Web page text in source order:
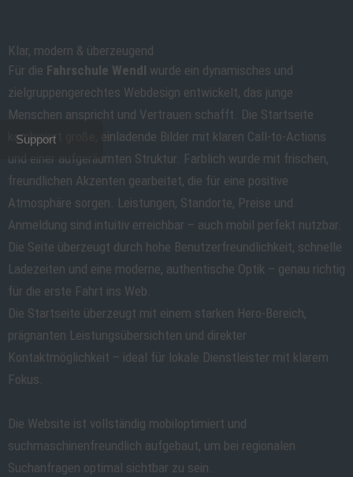
Klar, modern & überzeugend
Für die Fahrschule Wendl wurde ein dynamisches und
zielgruppengerechtes Webdesign entwickelt, das junge
Menschen anspricht und Vertrauen schafft. Die Startseite
kombiniert große, einladende Bilder mit klaren Call-to-Actions
und einer aufgeräumten Struktur. Farblich wurde mit frischen,
freundlichen Akzenten gearbeitet, die für eine positive
Atmosphäre sorgen. Leistungen, Standorte, Preise und
Anmeldung sind intuitiv erreichbar – auch mobil perfekt nutzbar.
Die Seite überzeugt durch hohe Benutzerfreundlichkeit, schnelle
Ladezeiten und eine moderne, authentische Optik – genau richtig
für die erste Fahrt ins Web.
Die Startseite überzeugt mit einem starken Hero-Bereich,
prägnanten Leistungsübersichten und direkter
Kontaktmöglichkeit – ideal für lokale Dienstleister mit klarem
Fokus.
Die Website ist vollständig mobiloptimiert und
suchmaschinenfreundlich aufgebaut, um bei regionalen
Suchanfragen optimal sichtbar zu sein.
Support